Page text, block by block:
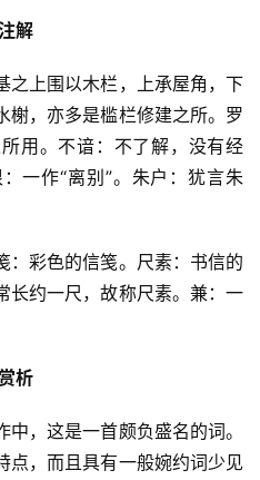
解
之上围以木栏，上承屋角，下
榭，亦多是槛栏修建之所。罗
用。不谙：不了解，没有经
一作“离别”。朱户：犹言朱
：彩色的信笺。尺素：书信的
长约一尺，故称尺素。兼：一
析
，这是一首颇负盛名的词。
点，而且具有一般婉约词少见